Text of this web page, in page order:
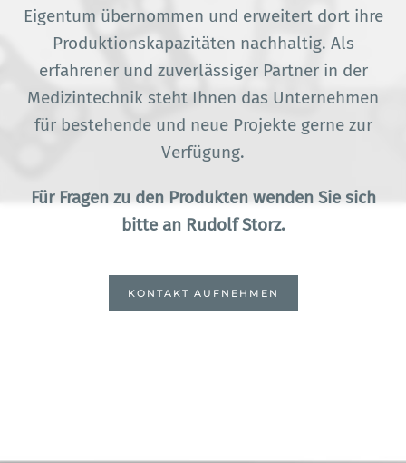
Eigentum übernommen und erweitert dort ihre
Produktionskapazitäten nachhaltig. Als
erfahrener und zuverlässiger Partner in der
Medizintechnik steht Ihnen das Unternehmen
für bestehende und neue Projekte gerne zur
Verfügung.
Für Fragen zu den Produkten wenden Sie sich
bitte an Rudolf Storz.
KONTAKT AUFNEHMEN